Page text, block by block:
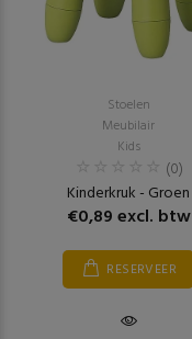
Stoelen
Meubilair
Kids
(0)
Kinderkruk - Groen
€0,89 excl. btw
RESERVEER